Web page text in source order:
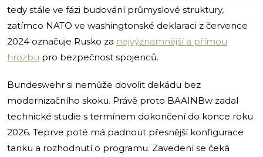
tedy stále ve fázi budování průmyslové struktury,
zatímco NATO ve washingtonské deklaraci z července
2024 označuje Rusko za nejvýznamnější a přímou
hrozbu pro bezpečnost spojenců.
Bundeswehr si nemůže dovolit dekádu bez
modernizačního skoku. Právě proto BAAINBw zadal
technické studie s termínem dokončení do konce roku
2026. Teprve poté má padnout přesnější konfigurace
tanku a rozhodnutí o programu. Zavedení se čeká